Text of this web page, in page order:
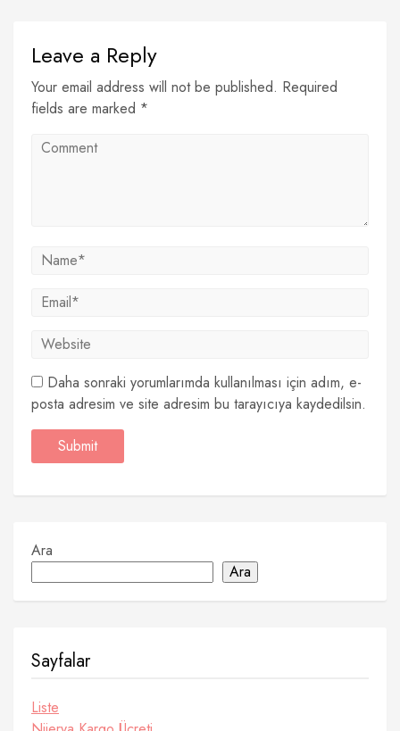
Leave a Reply
Your email address will not be published. Required
fields are marked *
Daha sonraki yorumlarımda kullanılması için adım, e-
posta adresim ve site adresim bu tarayıcıya kaydedilsin.
Ara
Ara
Sayfalar
Liste